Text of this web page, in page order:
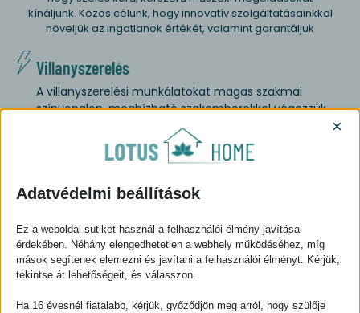
kínáljunk. Közös célunk, hogy innovatív szolgáltatásainkkal
növeljük az ingatlanok értékét, valamint garantáljuk
Villanyszerelés
A villanyszerelési munkálatokat magas szakmai
színvonalon, megbízható szakemberekkel végezzük.
Legyen szó új elektromos hálózatok kiépítéséről,
meglévő rendszerek javításáról vagy karbantartásáról,
szolgáltatásaink a biztonság és hatékonyság jegyében
Kamerarendszerek kiépítése
Biztonsági kamerarendszerek tervezését és
telepítését végezzük, amelyek növelik az ingatlanok
biztonságát. Ezek a rendszerek modern megfigyelő
technológiát alkalmaznak, lehetővé téve a
Adatvédelmi beállítások
×
Ez a weboldal sütiket használ a felhasználói élmény javítása
érdekében. Néhány elengedhetetlen a webhely működéséhez, míg
mások segítenek elemezni és javítani a felhasználói élményt. Kérjük,
tekintse át lehetőségeit, és válasszon.
Ha 16 évesnél fiatalabb, kérjük, győződjön meg arról, hogy szülője